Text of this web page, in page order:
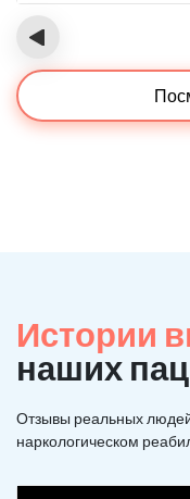
‹
Истории
наших
Отзывы реальных
наркологическом